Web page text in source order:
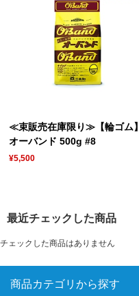
≪束販売在庫限り≫【輪ゴム】
オーバンド 500g #8
¥5,500
最近チェックした商品
チェックした商品はありません
商品カテゴリから探す